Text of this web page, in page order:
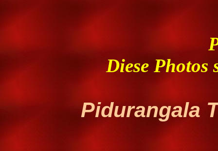
Diese
Pidurangala